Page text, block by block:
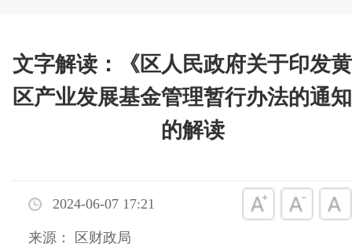
文字解读：《区人民政府关于印发
区产业发展基金管理暂行办法的通
的解读
2024-06-07 17:21
来源： 区财政局